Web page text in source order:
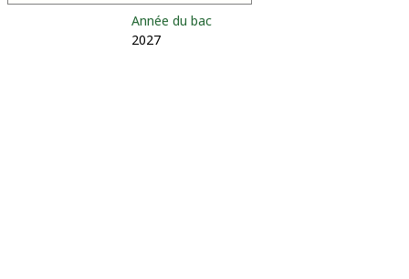
Année du bac
2027